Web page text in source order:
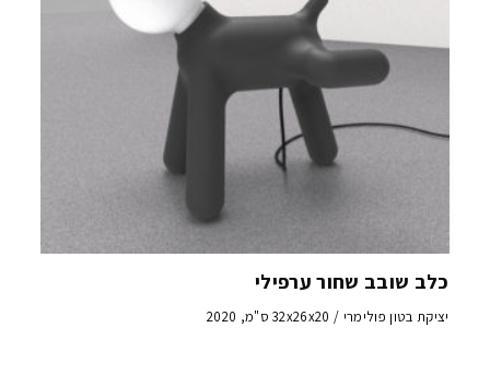
כלב שובב שחור ערפילי
יציקת בטון פולימרי / 32x26x20 ס"מ, 2020